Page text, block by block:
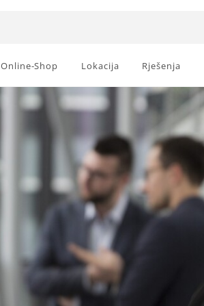
Online-Shop Lokacija Rješenja